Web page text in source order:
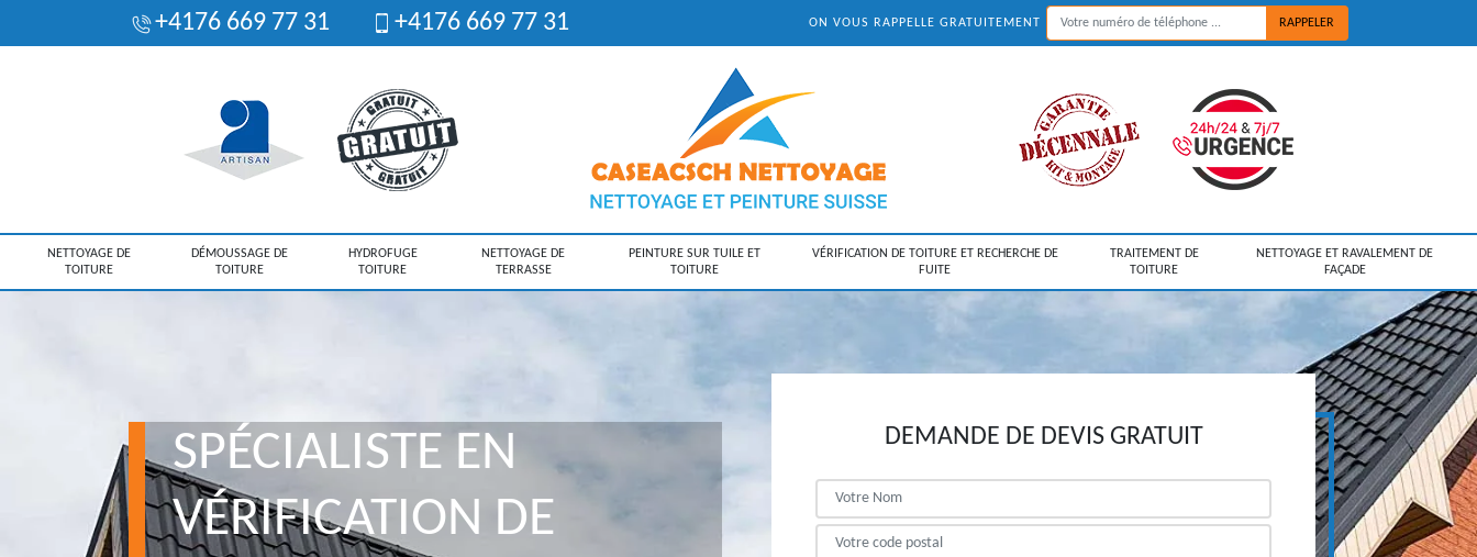
+4176 669 77 31 +4176 669 77 31 ON VOUS RAPPELLE GRATUITEMENT
NETTOYAGE DE
TOITURE
DÉMOUSSAGE DE
TOITURE
HYDROFUGE
TOITURE
NETTOYAGE DE
TERRASSE
PEINTURE SUR TUILE ET
TOITURE
VÉRIFICATION DE TOITURE ET RECHERCHE DE
FUITE
TRAITEMENT DE
TOITURE
NETTOYAGE ET RAVALEMENT DE
FAÇADE
SPÉCIALISTE EN
VÉRIFICATION DE
DEMANDE DE DEVIS GRATUIT